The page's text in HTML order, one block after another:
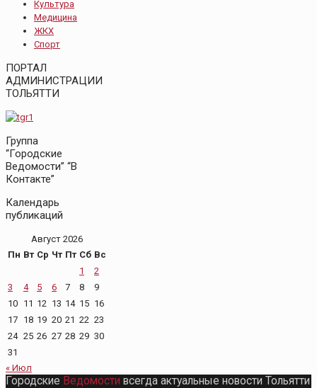
Культура
Медицина
ЖКХ
Спорт
ПОРТАЛ
АДМИНИСТРАЦИИ
ТОЛЬЯТТИ
Группа
“Городские
Ведомости” “В
Контакте”
Календарь
публикаций
Август 2026
Пн Вт Ср Чт Пт Сб Вс
1
2
3
4 5 6 7 8
9
10 11 12 13 14 15 16
17 18 19 20 21 22 23
24 25 26 27 28 29 30
31
« Июл
Городские Ведомости всегда актуальные новости Тольятти